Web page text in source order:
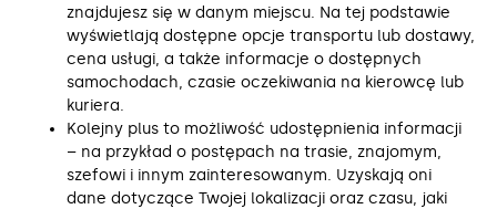
znajdujesz się w danym miejscu. Na tej podstawie
wyświetlają dostępne opcje transportu lub dostawy,
cena usługi, a także informacje o dostępnych
samochodach, czasie oczekiwania na kierowcę lub
kuriera.
Kolejny plus to możliwość udostępnienia informacji
– na przykład o postępach na trasie, znajomym,
szefowi i innym zainteresowanym. Uzyskają oni
dane dotyczące Twojej lokalizacji oraz czasu, jaki